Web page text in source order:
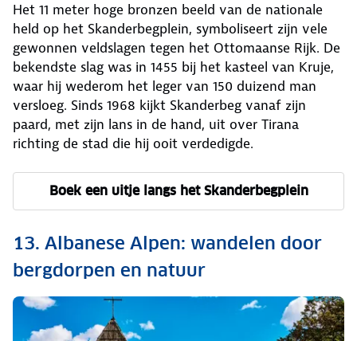
Het 11 meter hoge bronzen beeld van de nationale
held op het Skanderbegplein, symboliseert zijn vele
gewonnen veldslagen tegen het Ottomaanse Rijk. De
bekendste slag was in 1455 bij het kasteel van Kruje,
waar hij wederom het leger van 150 duizend man
versloeg. Sinds 1968 kijkt Skanderbeg vanaf zijn
paard, met zijn lans in de hand, uit over Tirana
richting de stad die hij ooit verdedigde.
Boek een uitje langs het Skanderbegplein
13. Albanese Alpen: wandelen door
bergdorpen en natuur